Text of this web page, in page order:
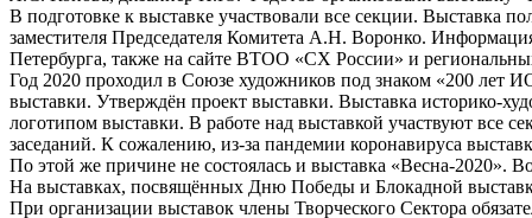
В подготовке к выставке участвовали все секции. Выставка
заместителя Председателя Комитета А.Н. Воронко.
Петербурга, также на сайте ВТОО «СХ России» и
Год 2020 проходил в Союзе художников под знаком «200
выставки. Утверждён проект выставки. Выставка историко-
логотипом выставки. В работе над выставкой участвуют все
заседаний. К сожалению, из-за пандемии коронавируса
По этой же причине не состоялась и выставка «Весна-2020».
На выставках, посвящённых Дню Победы и Блокадной
При организации выставок члены Творческого Сектора